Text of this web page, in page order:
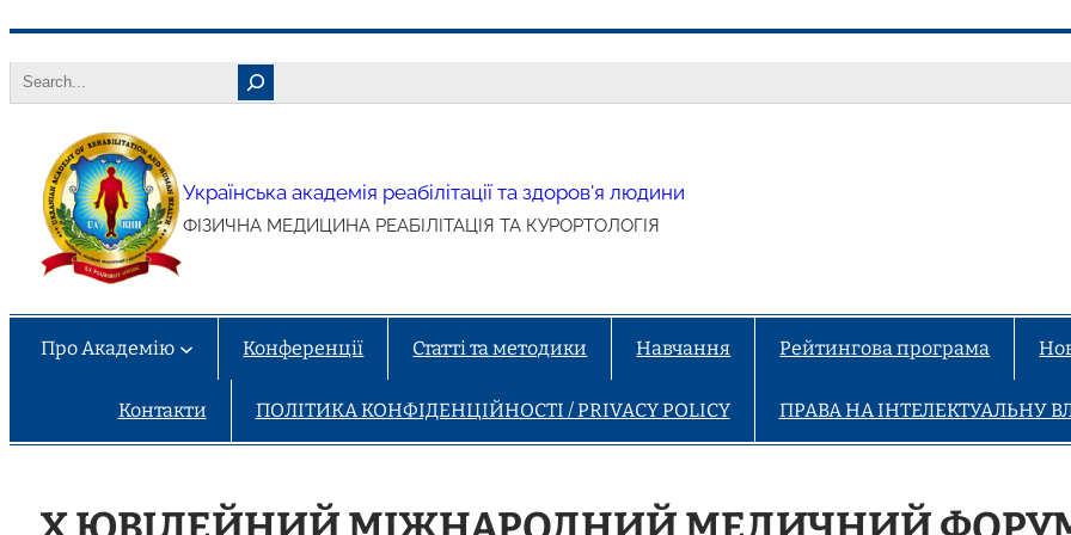
до
Search
Українська академія реабілітації та здоров'я людини
ФІЗИЧНА МЕДИЦИНА РЕАБІЛІТАЦІЯ ТА КУРОРТОЛОГІЯ
Про Академію Конференції Статті та методики Навчання Рейтингова програма
Контакти ПОЛІТИКА КОНФІДЕНЦІЙНОСТІ / PRIVACY POLICY ПРАВА НА ІНТЕЛЕКТУАЛЬНУ